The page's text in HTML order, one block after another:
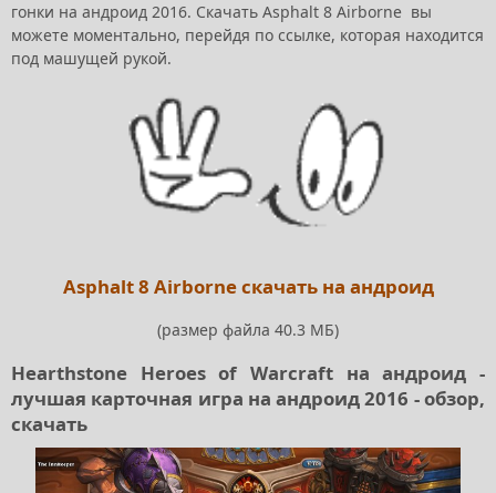
гонки на андроид 2016. Скачать Asphalt 8 Airborne вы
можете моментально, перейдя по ссылке, которая находится
под машущей рукой.
Asphalt 8 Airborne скачать на андроид
(размер файла 40.3 МБ)
Hearthstone Heroes of Warcraft на андроид -
лучшая карточная игра на андроид 2016 - обзор,
скачать